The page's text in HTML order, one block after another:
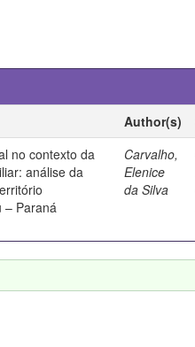
Author(s)
no contexto da
análise da
– Paraná
Carvalho,
Elenice
da Silva